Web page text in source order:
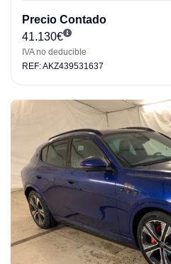
Precio Contado
41.130€
IVA no deducible
REF: AKZ439531637